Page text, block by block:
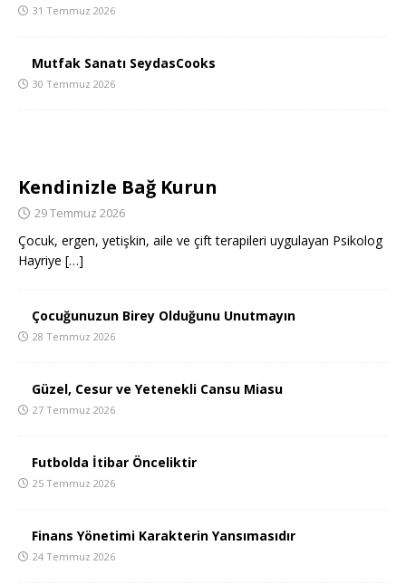
31 Temmuz 2026
Mutfak Sanatı SeydasCooks
30 Temmuz 2026
Kendinizle Bağ Kurun
29 Temmuz 2026
Çocuk, ergen, yetişkin, aile ve çift terapileri uygulayan Psikolog
Hayriye […]
Çocuğunuzun Birey Olduğunu Unutmayın
28 Temmuz 2026
Güzel, Cesur ve Yetenekli Cansu Miasu
27 Temmuz 2026
Futbolda İtibar Önceliktir
25 Temmuz 2026
Finans Yönetimi Karakterin Yansımasıdır
24 Temmuz 2026